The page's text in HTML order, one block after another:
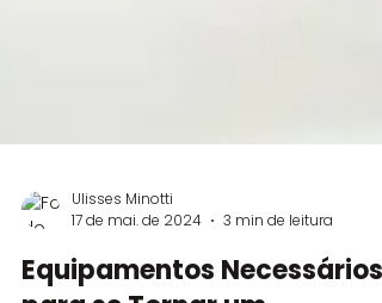
Ulisses Minotti
17 de mai. de 2024